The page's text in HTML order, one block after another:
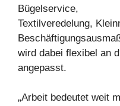
Bügelservice,
Textilveredelung,
wird dabei flexibel an
angepasst.
„Arbeit bedeutet weit